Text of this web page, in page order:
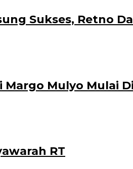
Sukses, Retno
Mulyo Mulai
RT